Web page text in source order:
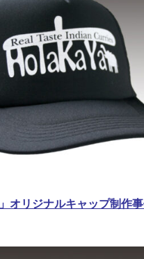
オリジナルキャップ制作